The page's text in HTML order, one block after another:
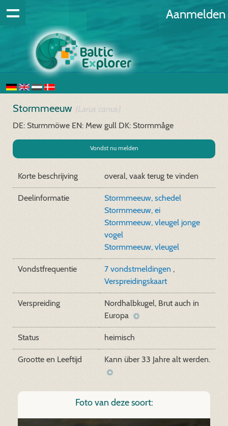
Aanmelden
Stormmeeuw (Larus canus)
DE: Sturmmöwe EN: Mew gull DK: Stormmåge
Vondst nu melden
Korte beschrijving overal, vaak terug te vinden
Deelinformatie
Stormmeeuw, schedel
Stormmeeuw, ei
Stormmeeuw, vleugel jonge
vogel
Stormmeeuw, vleugel
Vondstfrequentie 7 vondstmeldingen ,
Verspreidingskaart
Verspreiding
Nordhalbkugel, Brut auch in
Europa
Status heimisch
Grootte en Leeftijd Kann über 33 Jahre alt werden.
Foto van deze soort: